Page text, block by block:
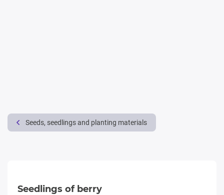
Seeds, seedlings and planting materials
Seedlings of berry